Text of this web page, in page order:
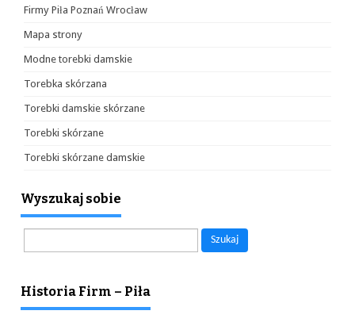
Firmy Piła Poznań Wrocław
Mapa strony
Modne torebki damskie
Torebka skórzana
Torebki damskie skórzane
Torebki skórzane
Torebki skórzane damskie
Wyszukaj sobie
Historia Firm – Piła